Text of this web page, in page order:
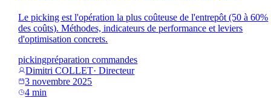
Le picking est l'opération la plus coûteuse de l'entrepôt (50 à 60%
des coûts). Méthodes, indicateurs de performance et leviers
d'optimisation concrets.
pickingpréparation commandes
Dimitri COLLET·Directeur
3 novembre 2025
4 min